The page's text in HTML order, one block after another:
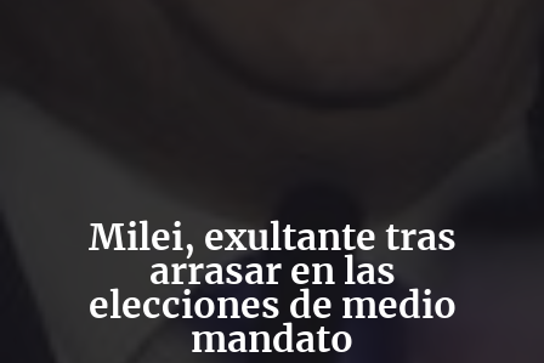
Milei, exultante tras
arrasar en las
elecciones de medio
mandato